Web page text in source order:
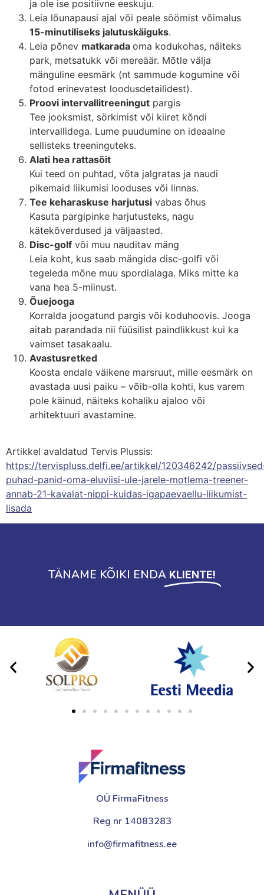
ja ole ise positiivne eeskuju.
Leia lõunapausi ajal või peale söömist võimalus
15-minutiliseks jalutuskäiguks.
Leia põnev matkarada oma kodukohas, näiteks
park, metsatukk või mereäär. Mõtle välja
mänguline eesmärk (nt sammude kogumine või
fotod erinevatest loodusdetailidest).
Proovi intervallitreeningut pargis
Tee jooksmist, sörkimist või kiiret kõndi
intervallidega. Lume puudumine on ideaalne
sellisteks treeninguteks.
Alati hea rattasõit
Kui teed on puhtad, võta jalgratas ja naudi
pikemaid liikumisi looduses või linnas.
Tee keharaskuse harjutusi vabas õhus
Kasuta pargipinke harjutusteks, nagu
kätekõverdused ja väljaasted.
Disc-golf või muu nauditav mäng
Leia koht, kus saab mängida disc-golfi või
tegeleda mõne muu spordialaga. Miks mitte ka
vana hea 5-miinust.
Õuejooga
Korralda joogatund pargis või koduhoovis. Jooga
aitab parandada nii füüsilist paindlikkust kui ka
vaimset tasakaalu.
Avastusretked
Koosta endale väikene marsruut, mille eesmärk on
avastada uusi paiku – võib-olla kohti, kus varem
pole käinud, näiteks kohaliku ajaloo või
arhitektuuri avastamine.
Artikkel avaldatud Tervis Plussis:
https://tervispluss.delfi.ee/artikkel/120346242/
puhad-panid-oma-eluviisi-ule-jarele-motlema-treener-
annab-21-kavalat-nippi-kuidas-igapaevaellu-liikumist-
lisada
TÄNAME KÕIKI ENDA KLIENTE!
OÜ FirmaFitness
Reg nr 14083283
info@firmafitness.ee